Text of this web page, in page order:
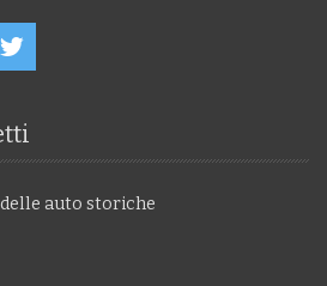
auto storiche